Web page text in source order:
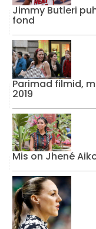
Jimmy Butleri
fond
Parimad filmid,
2019
Mis on Jhené